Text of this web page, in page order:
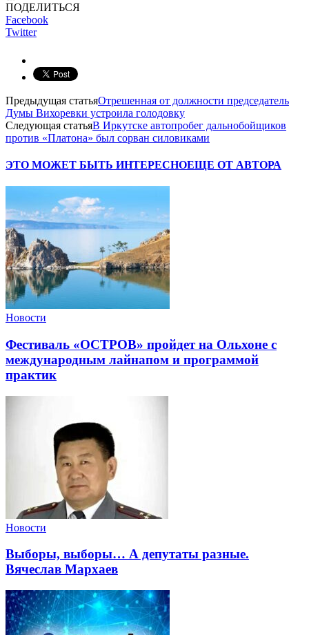
ПОДЕЛИТЬСЯ
Facebook
Twitter
Предыдущая статьяОтрешенная от должности председатель
Думы Вихоревки устроила голодовку
Следующая статьяВ Иркутске автопробег дальнобойщиков
против «Платона» был сорван силовиками
ЭТО МОЖЕТ БЫТЬ ИНТЕРЕСНОЕЩЕ ОТ АВТОРА
Новости
Фестиваль «ОСТРОВ» пройдет на Ольхоне с
международным лайнапом и программой
практик
Новости
Выборы, выборы… А депутаты разные.
Вячеслав Мархаев